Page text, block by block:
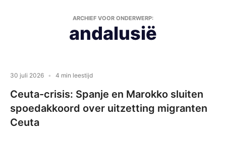
ARCHIEF VOOR ONDERWERP:
andalusië
30 juli 2026 4 min leestijd
Ceuta-crisis: Spanje en Marokko sluiten
spoedakkoord over uitzetting migranten
Ceuta